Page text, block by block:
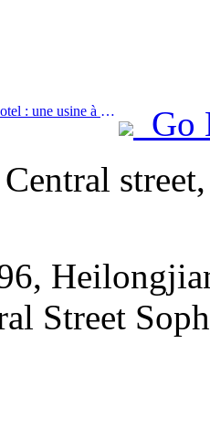
Prev:Blockbuster Movie Hotel : une usine à rêves cinématographiques en déplacement
Go
Central
Street